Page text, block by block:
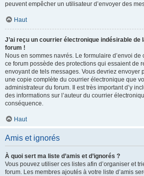
peuvent empêcher un utilisateur d’envoyer des
Haut
J’ai reçu un courrier électronique indésirable de
forum !
Nous en sommes navrés. Le formulaire d’envoi
ce forum possède des protections qui essaient de
envoyant de tels messages. Vous devriez envoyer
une copie complète du courrier électronique que
administrateur du forum. Il est très important d’y
des informations sur l’auteur du courrier
conséquence.
Haut
Amis et ignorés
À quoi sert ma liste d’amis et d’ignorés ?
Vous pouvez utiliser ces listes afin d’organiser et
forum. Les membres ajoutés à votre liste d’amis